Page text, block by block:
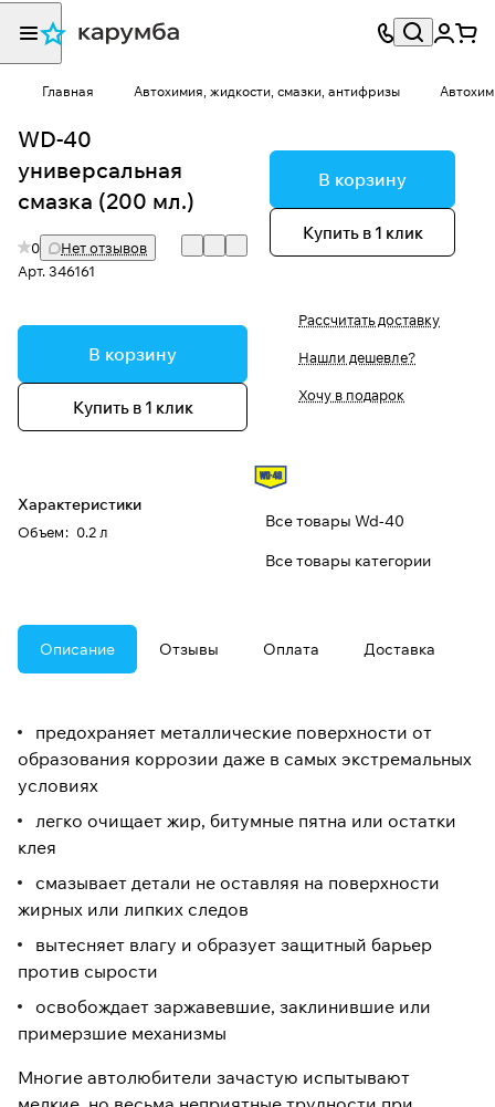
Главная Автохимия, жидкости, смазки, антифризы
WD-40
универсальная
смазка (200 мл.)
0
Нет отзывов
Арт.346161
В корзину
Купить в 1 клик
Характеристики
Oбъем: 0.2 л
В корзину
Купить в 1 клик
Рассчитать доставку
Нашли дешевле?
Хочу в подарок
Все товары Wd-40
Все товары категории
Описание Отзывы Оплата Доставка
предохраняет металлические поверхности от
образования коррозии даже в самых экстремальных
условиях
легко очищает жир, битумные пятна или остатки
клея
смазывает детали не оставляя на поверхности
жирных или липких следов
вытесняет влагу и образует защитный барьер
против сырости
освобождает заржавевшие, заклинившие или
примерзшие механизмы
Многие автолюбители зачастую испытывают